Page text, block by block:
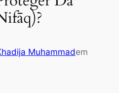
Muhammadem